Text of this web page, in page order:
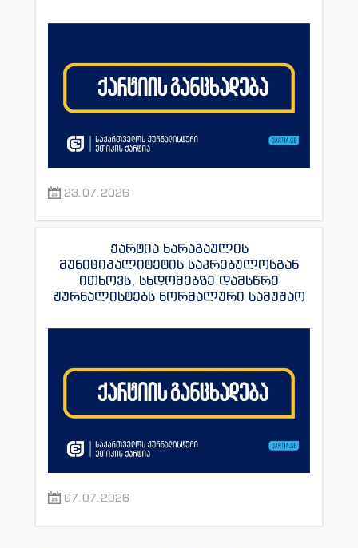
23.07.2026
ქარტია ხარაგაულის
მუნიციპალიტეტის საკრებულოსგან
ითხოვს, სხდომებზე დამსწრე
ჟურნალისტებს ნორმალური სამუშაო
07.07.2026